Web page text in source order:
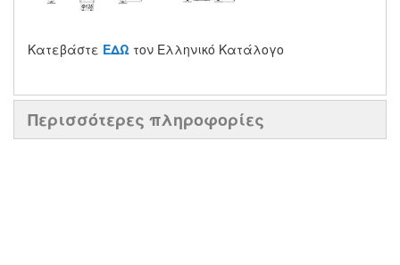
Κατεβάστε ΕΔΩ τον Ελληνικό Κατάλογο
Περισσότερες πληροφορίες